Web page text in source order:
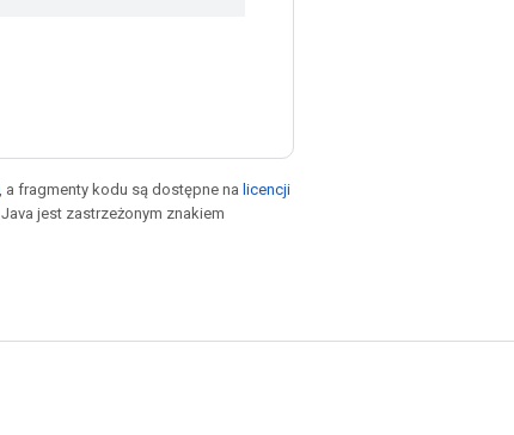
, a fragmenty kodu są dostępne na licencji
. Java jest zastrzeżonym znakiem